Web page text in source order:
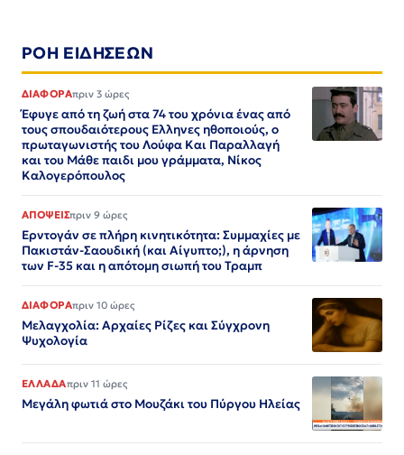
ΡΟΗ ΕΙΔΗΣΕΩΝ
ΔΙΑΦΟΡΑπριν 3 ώρες
Έφυγε από τη ζωή στα 74 του χρόνια ένας από
τους σπουδαιότερους Ελληνες ηθοποιούς, ο
πρωταγωνιστής του Λούφα Και Παραλλαγή
και του Μάθε παιδι μου γράμματα, Νίκος
Καλογερόπουλος
ΑΠΟΨΕΙΣπριν 9 ώρες
Ερντογάν σε πλήρη κινητικότητα: Συμμαχίες με
Πακιστάν-Σαουδική (και Αίγυπτο;), η άρνηση
των F-35 και η απότομη σιωπή του Τραμπ
ΔΙΑΦΟΡΑπριν 10 ώρες
Μελαγχολία: Αρχαίες Ρίζες και Σύγχρονη
Ψυχολογία
ΕΛΛΑΔΑπριν 11 ώρες
Μεγάλη φωτιά στο Μουζάκι του Πύργου Ηλείας